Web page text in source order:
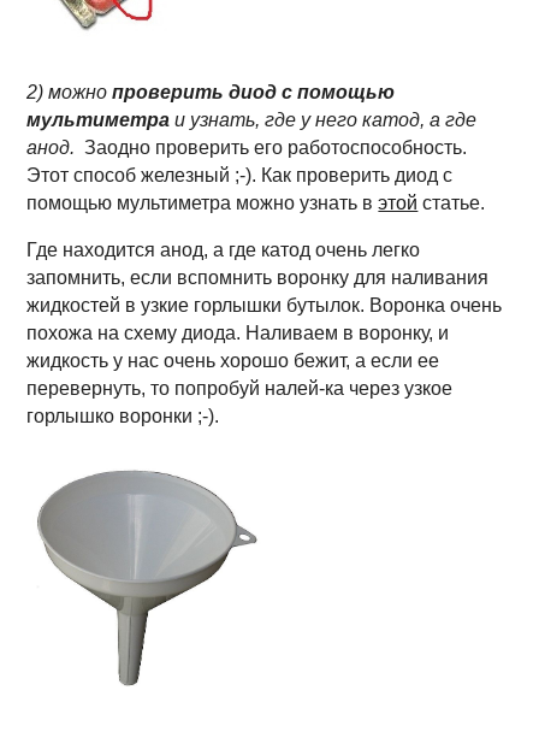
2) можно проверить диод с помощью
мультиметра и узнать, где у него катод, а где
анод. Заодно проверить его работоспособность.
Этот способ железный ;-). Как проверить диод с
помощью мультиметра можно узнать вэтой статье.
Где находится анод, а где катод очень легко
запомнить, если вспомнить воронку для наливания
жидкостей в узкие горлышки бутылок. Воронка очень
похожа на схему диода. Наливаем в воронку, и
жидкость у нас очень хорошо бежит, а если ее
перевернуть, то попробуй налей-ка через узкое
горлышко воронки ;-).